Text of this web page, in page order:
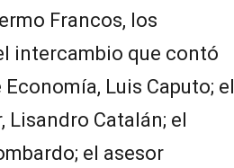
Francos, los
intercambio que contó
Luis Caputo; el
Catalán; el
el asesor